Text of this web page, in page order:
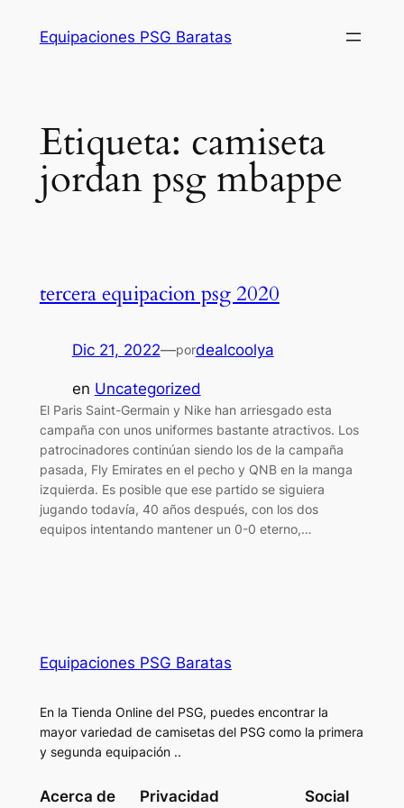
Equipaciones PSG Baratas
Etiqueta: camiseta
jordan psg mbappe
tercera equipacion psg 2020
Dic 21, 2022—pordealcoolya
en Uncategorized
El Paris Saint-Germain y Nike han arriesgado esta
campaña con unos uniformes bastante atractivos. Los
patrocinadores continúan siendo los de la campaña
pasada, Fly Emirates en el pecho y QNB en la manga
izquierda. Es posible que ese partido se siguiera
jugando todavía, 40 años después, con los dos
equipos intentando mantener un 0-0 eterno,…
Equipaciones PSG Baratas
En la Tienda Online del PSG, puedes encontrar la
mayor variedad de camisetas del PSG como la primera
y segunda equipación ..
Acerca de Privacidad Social